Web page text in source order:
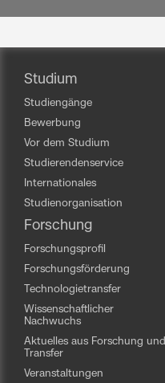
Studium
Studiengänge
Bewerbung
Vor dem Studium
Studierendenservice
Internationales
Studienorganisation
Forschung
Forschungsprofil
Forschungsförderung
Technologietransfer
Wissenschaftlicher
Nachwuchs
Aktuelles aus Forschung und
Transfer
Veranstaltungen